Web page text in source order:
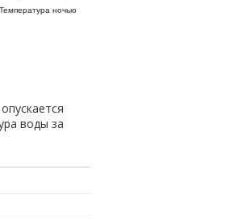
Температура ночью
воды за